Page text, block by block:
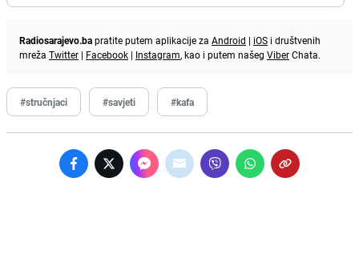
Radiosarajevo.bapratite putem aplikacije za Android | iOS i društvenih
mreža Twitter | Facebook | Instagram, kao i putem našeg ViberChata.
#stručnjaci #savjeti #kafa